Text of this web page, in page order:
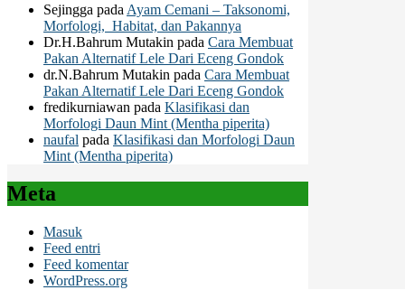
Sejingga pada Ayam Cemani – Taksonomi,
Morfologi, Habitat, dan Pakannya
Dr.H.Bahrum Mutakin pada Cara Membuat
Pakan Alternatif Lele Dari Eceng Gondok
dr.N.Bahrum Mutakin pada Cara Membuat
Pakan Alternatif Lele Dari Eceng Gondok
fredikurniawan pada Klasifikasi dan
Morfologi Daun Mint (Mentha piperita)
naufal pada Klasifikasi dan Morfologi Daun
Mint (Mentha piperita)
Meta
Masuk
Feed entri
Feed komentar
WordPress.org